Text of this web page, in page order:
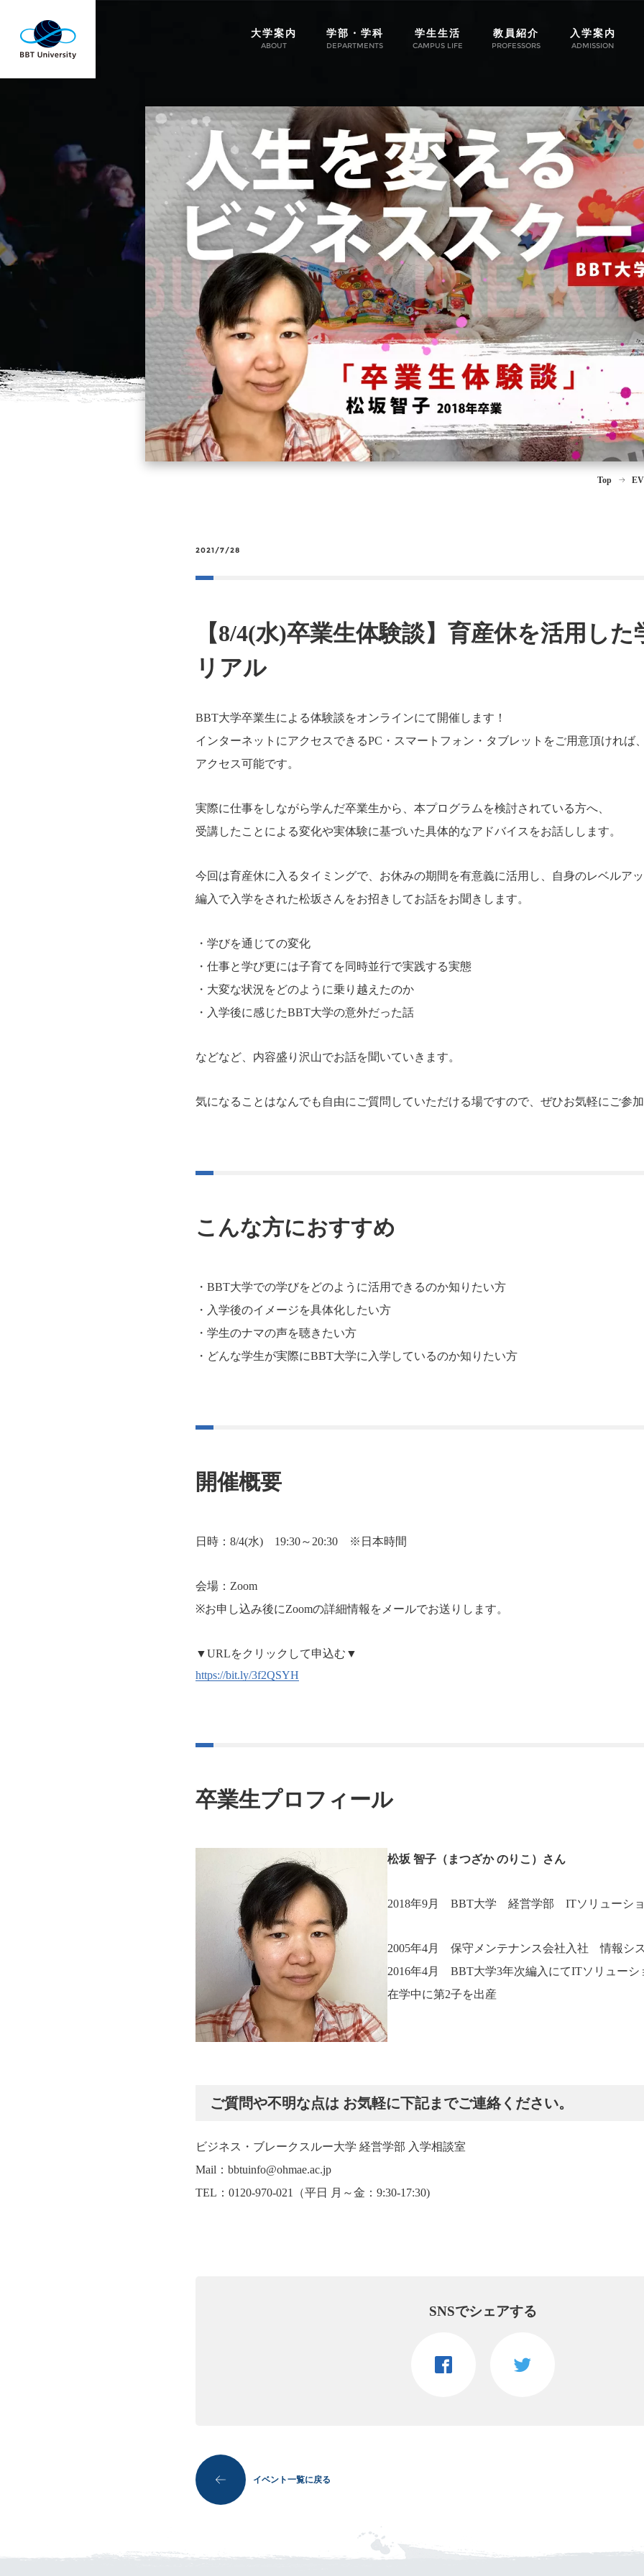
大学案内
ABOUT
学部・学科
DEPARTMENTS
学生生活
CAMPUS LIFE
教員紹介
PROFESSORS
入学案内
ADMISSION
Top
2021/7/28
【8/4(水)卒業生体験談】育産休を活用し
リアル
BBT大学卒業生による体験談をオンラインにて開催します！
インターネットにアクセスできるPC・スマートフォン・タブレットをご用意頂ければ
アクセス可能です。
実際に仕事をしながら学んだ卒業生から、本プログラムを検討されている方へ、
受講したことによる変化や実体験に基づいた具体的なアドバイスをお話しします。
今回は育産休に入るタイミングで、お休みの期間を有意義に活用し、自身のレベルア
編入で入学をされた松坂さんをお招きしてお話をお聞きします。
・学びを通じての変化
・仕事と学び更には子育てを同時並行で実践する実態
・大変な状況をどのように乗り越えたのか
・入学後に感じたBBT大学の意外だった話
などなど、内容盛り沢山でお話を聞いていきます。
気になることはなんでも自由にご質問していただける場ですので、ぜひお気軽にご参加
こんな方におすすめ
・BBT大学での学びをどのように活用できるのか知りたい方
・入学後のイメージを具体化したい方
・学生のナマの声を聴きたい方
・どんな学生が実際にBBT大学に入学しているのか知りたい方
開催概要
日時：8/4(水) 19:30～20:30 ※日本時間
会場：Zoom
※お申し込み後にZoomの詳細情報をメールでお送りします。
▼URLをクリックして申込む▼
https://bit.ly/3f2QSYH
卒業生プロフィール
松坂 智子（まつざか のりこ）さん
2018年9月 BBT大学 経営学部 ITソリューショ
2005年4月 保守メンテナンス会社入社 情報シ
2016年4月 BBT大学3年次編入にてITソリューシ
在学中に第2子を出産
ご質問や不明な点は お気軽に下記までご連絡ください。
ビジネス・ブレークスルー大学 経営学部 入学相談室
Mail：bbtuinfo@ohmae.ac.jp
TEL：0120-970-021（平日 月～金：9:30-17:30)
SNSでシェアする
イベント一覧に戻る